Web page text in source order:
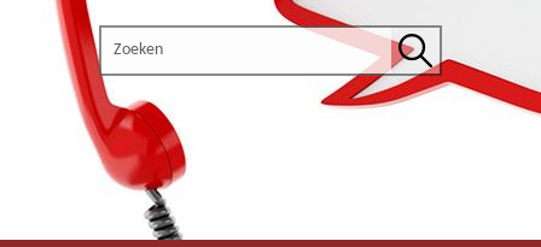
Search the site
Zoeken